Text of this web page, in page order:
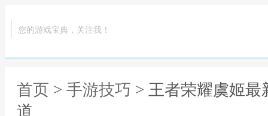
您的游戏宝典，关注我！
首页 > 手游技巧 > 王者荣耀虞姬
道